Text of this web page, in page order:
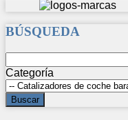
BÚSQUEDA
Categoría